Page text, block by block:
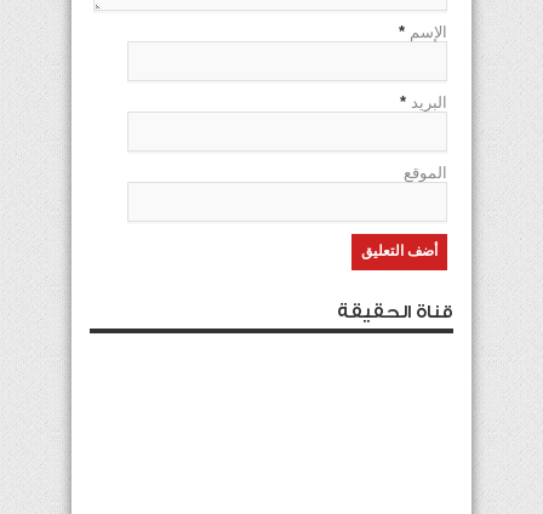
الإسم *
البريد *
الموقع
قناة الحقيقة